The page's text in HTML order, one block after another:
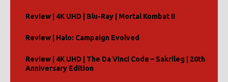
Review | 4K UHD | Blu-Ray | Mortal Kombat II
Review | Halo: Campaign Evolved
Review | 4K UHD | The Da Vinci Code – Sakrileg | 20th
Anniversary Edition